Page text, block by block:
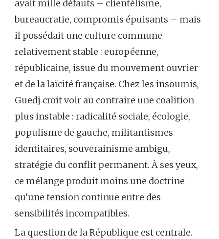
avait mille défauts – clientélisme,
bureaucratie, compromis épuisants – mais
il possédait une culture commune
relativement stable : européenne,
républicaine, issue du mouvement ouvrier
et de la laïcité française. Chez les insoumis,
Guedj croit voir au contraire une coalition
plus instable : radicalité sociale, écologie,
populisme de gauche, militantismes
identitaires, souverainisme ambigu,
stratégie du conflit permanent. À ses yeux,
ce mélange produit moins une doctrine
qu’une tension continue entre des
sensibilités incompatibles.
La question de la République est centrale.